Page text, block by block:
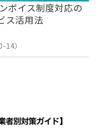
ボイス制度対応の
ス活用法
14）